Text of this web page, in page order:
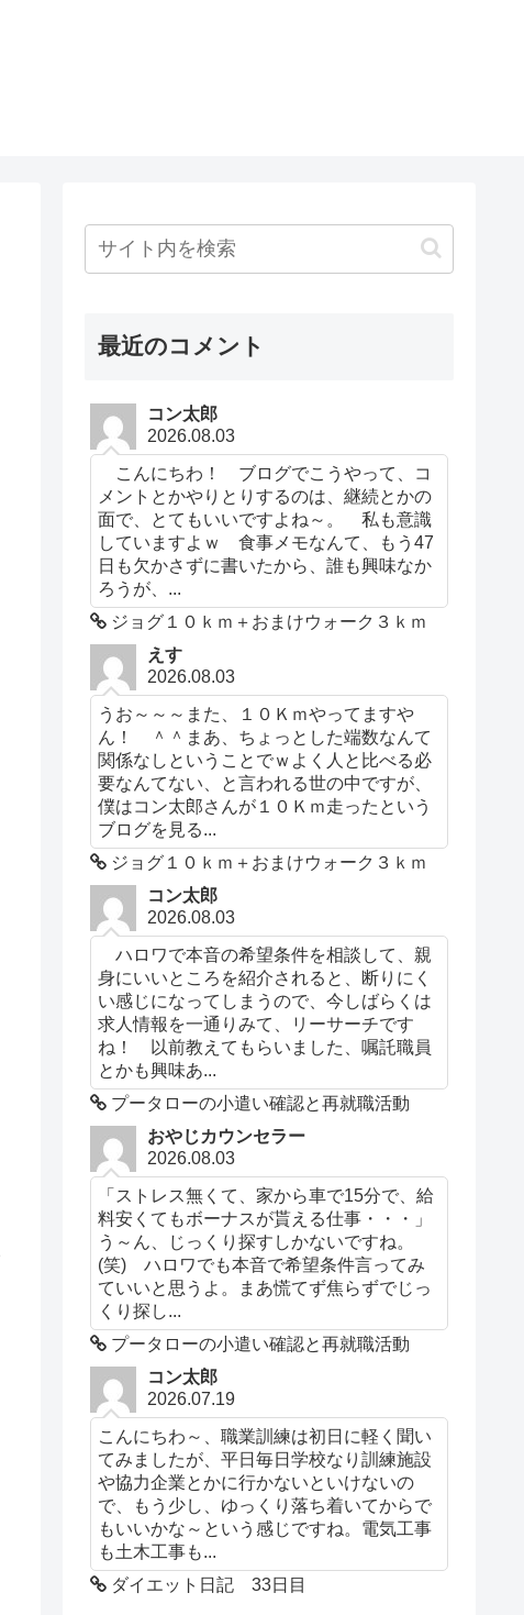
最近のコメント
コン太郎
2026.08.03
こんにちわ！ ブログでこうやって、コ
メントとかやりとりするのは、継続とかの
面で、とてもいいですよね～。 私も意識
していますよｗ 食事メモなんて、もう47
日も欠かさずに書いたから、誰も興味なか
ろうが、...
ジョグ１０ｋｍ＋おまけウォーク３ｋｍ
えす
2026.08.03
うお～～～また、１０Ｋｍやってますや
ん！ ＾＾まあ、ちょっとした端数なんて
関係なしということでｗよく人と比べる必
要なんてない、と言われる世の中ですが、
僕はコン太郎さんが１０Ｋｍ走ったという
ブログを見る...
ジョグ１０ｋｍ＋おまけウォーク３ｋｍ
コン太郎
2026.08.03
ハロワで本音の希望条件を相談して、親
身にいいところを紹介されると、断りにく
い感じになってしまうので、今しばらくは
求人情報を一通りみて、リーサーチです
ね！ 以前教えてもらいました、嘱託職員
とかも興味あ...
プータローの小遣い確認と再就職活動
おやじカウンセラー
2026.08.03
「ストレス無くて、家から車で15分で、給
料安くてもボーナスが貰える仕事・・・」
う～ん、じっくり探すしかないですね。
(笑) ハロワでも本音で希望条件言ってみ
ていいと思うよ。まあ慌てず焦らずでじっ
くり探し...
プータローの小遣い確認と再就職活動
コン太郎
2026.07.19
こんにちわ～、職業訓練は初日に軽く聞い
てみましたが、平日毎日学校なり訓練施設
や協力企業とかに行かないといけないの
で、もう少し、ゆっくり落ち着いてからで
もいいかな～という感じですね。電気工事
も土木工事も...
ダイエット日記 33日目